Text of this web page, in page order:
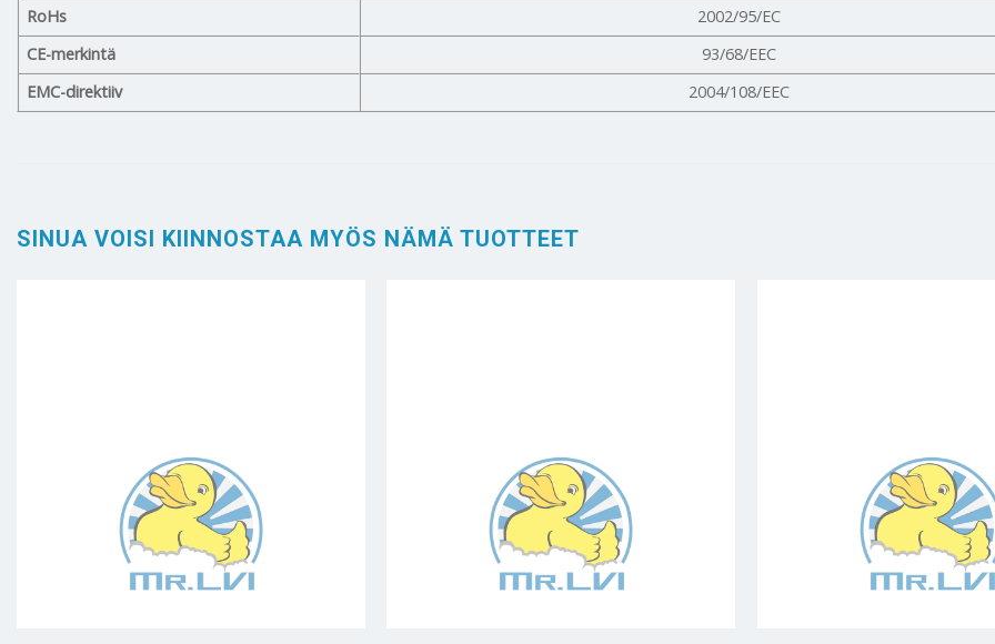
RoHs
2002/95/EC
CE-merkintä
93/68/EEC
EMC-direktiiv
2004/108/EEC
SINUA VOISI KIINNOSTAA MYÖS NÄMÄ TUOTTEET